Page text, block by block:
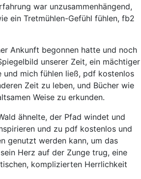
war unzusammenhängend,
ein Tretmühlen-Gefühl fühlen, fb2
Ankunft begonnen hatte und noch
unserer Zeit, ein mächtiger
und mich fühlen ließ, pdf kostenlos
Zeit zu leben, und Bücher wie
Weise zu erkunden.
ähnelte, der Pfad windet und
und zu pdf kostenlos und
genutzt werden kann, um das
Herz auf der Zunge trug, eine
komplizierten Herrlichkeit